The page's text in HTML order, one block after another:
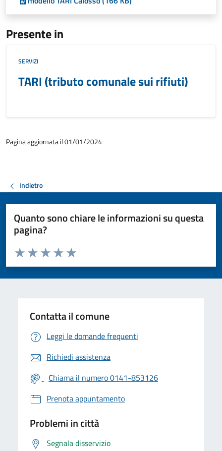
Presente in
SERVIZI
TARI (tributo comunale sui rifiuti)
Pagina aggiornata il 01/01/2024
Indietro
Quanto sono chiare le informazioni su questa
pagina?
Valuta da 1 a 5 stelle la pagina
Valuta 5 stelle su 5
Valuta 4 stelle su 5
Valuta 3 stelle su 5
Valuta 2 stelle su 5
Valuta 1 stelle su 5
Contatta il comune
Leggi le domande frequenti
Richiedi assistenza
Chiama il numero 0141-853126
Prenota appuntamento
Problemi in città
Segnala disservizio